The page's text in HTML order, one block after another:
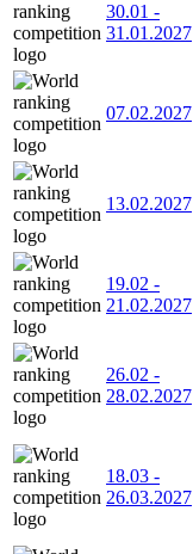
30.01 -
31.01.2027
07.02.2027
13.02.2027
19.02 -
21.02.2027
26.02 -
28.02.2027
18.03 -
26.03.2027